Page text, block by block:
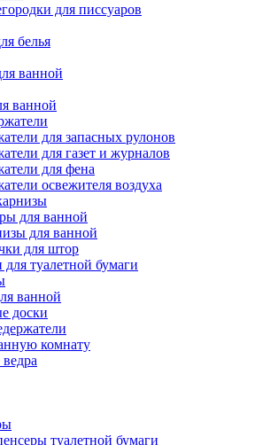
для писсуаров
белья
ванной
ванной
для запасных рулонов
для газет и журналов
для фена
освежителя воздуха
для ванной
для ванной
для штор
для туалетной бумаги
ванной
доски
комнату
туалетной бумаги